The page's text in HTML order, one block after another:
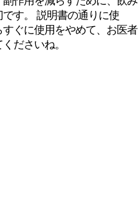
す。 説明書の通りに使
ぐに使用をやめて、お医者
ださいね。